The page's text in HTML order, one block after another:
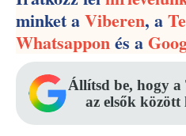
minket aViberen, a
Whatsapponés a
Állítsd be, hogy
az elsők között